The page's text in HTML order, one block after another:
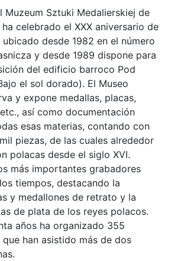
Muzeum Sztuki Medalierskiej de
celebrado el XXX aniversario de
desde 1982 en el número
y desde 1989 dispone para
del edificio barroco Pod
el sol dorado). El Museo
y expone medallas, placas,
así como documentación
esas materias, contando con
piezas, de las cuales alrededor
polacas desde el siglo XVI.
más importantes grabadores
tiempos, destacando la
y medallones de retrato y la
de plata de los reyes polacos.
años ha organizado 355
han asistido más de dos